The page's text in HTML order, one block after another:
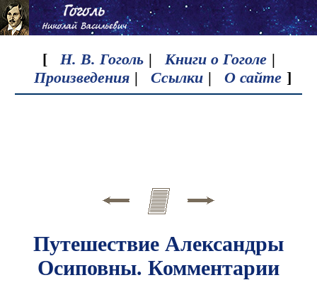
[ Н. В. Гоголь | Книги о Гоголе |
Произведения | Ссылки | О сайте ]
Путешествие Александры
Осиповны. Комментарии